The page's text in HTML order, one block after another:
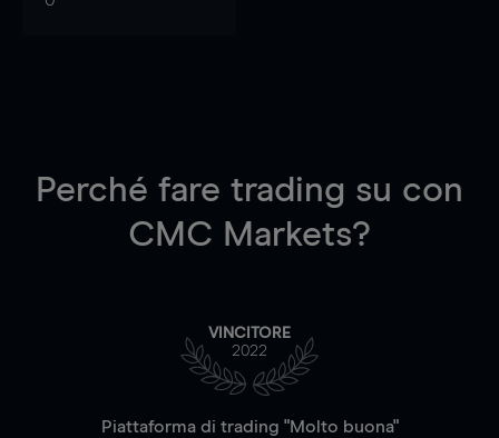
Perché fare trading su con
CMC Markets?
VINCITORE
2022
Piattaforma di trading "Molto buona"